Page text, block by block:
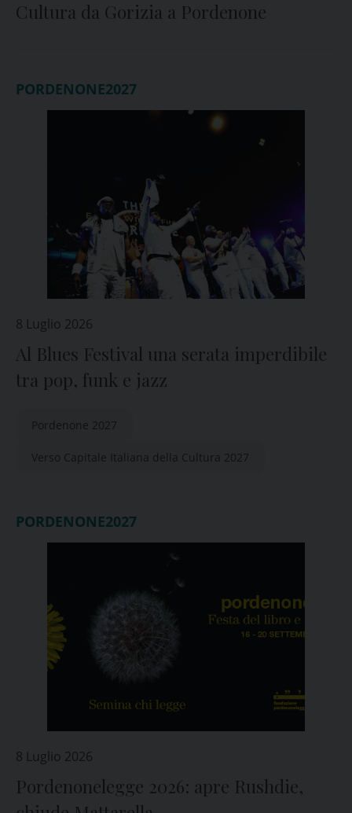
Cultura da Gorizia a Pordenone
PORDENONE2027
8 Luglio 2026
Al Blues Festival una serata imperdibile
tra pop, funk e jazz
Pordenone 2027
Verso Capitale Italiana della Cultura 2027
PORDENONE2027
8 Luglio 2026
Pordenonelegge 2026: apre Rushdie,